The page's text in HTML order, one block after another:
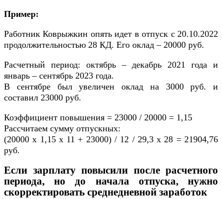
Пример:
Работник Коврыжкин опять идет в отпуск с 20.10.2022
продолжительностью 28 КД. Его оклад – 20000 руб.
Расчетный период: октябрь – декабрь 2021 года и
январь – сентябрь 2023 года.
В сентябре был увеличен оклад на 3000 руб. и
составил 23000 руб.
Коэффициент повышения = 23000 / 20000 = 1,15
Рассчитаем сумму отпускных:
(20000 х 1,15 х 11 + 23000) / 12 / 29,3 х 28 = 21904,76
руб.
Если зарплату повысили после расчетного
периода, но до начала отпуска, нужно
скорректировать среднедневной заработок